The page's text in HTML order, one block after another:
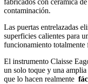
fabricados con cerámica
contaminación.
Las puertas entrelazadas
superficies calientes para
funcionamiento
El instrumento Claisse
un solo toque y una
que lo hacen realmente